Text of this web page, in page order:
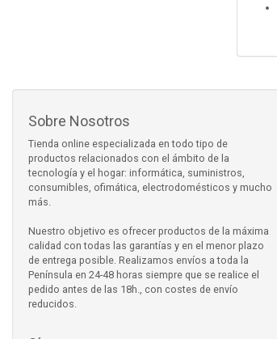
Sobre Nosotros
Tienda online especializada en todo tipo de
productos relacionados con el ámbito de la
tecnología y el hogar: informática, suministros,
consumibles, ofimática, electrodomésticos y mucho
más.
Nuestro objetivo es ofrecer productos de la máxima
calidad con todas las garantías y en el menor plazo
de entrega posible. Realizamos envíos a toda la
Península en 24-48 horas siempre que se realice el
pedido antes de las 18h., con costes de envío
reducidos.